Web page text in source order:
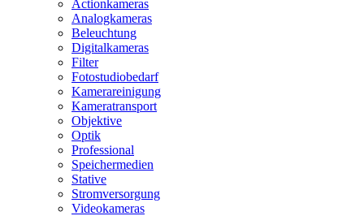
Actionkameras
Analogkameras
Beleuchtung
Digitalkameras
Filter
Fotostudiobedarf
Kamerareinigung
Kameratransport
Objektive
Optik
Professional
Speichermedien
Stative
Stromversorgung
Videokameras